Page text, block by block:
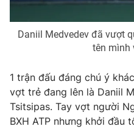
Cơ quan chủ quản:Đài Truyền
Cơ quan báo chí:Thời báo
Daniil Medvedev đã vượt
tên mình
1 trận đấu đáng chú ý
vợt trẻ đang lên là Daniil
Tsitsipas. Tay vợt người
BXH ATP nhưng khởi đầu